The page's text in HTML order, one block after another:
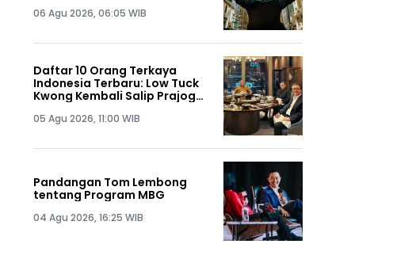
06 Agu 2026, 06:05 WIB
Daftar 10 Orang Terkaya
Indonesia Terbaru: Low Tuck
Kwong Kembali Salip Prajogo
05 Agu 2026, 11:00 WIB
Pandangan Tom Lembong
tentang Program MBG
04 Agu 2026, 16:25 WIB